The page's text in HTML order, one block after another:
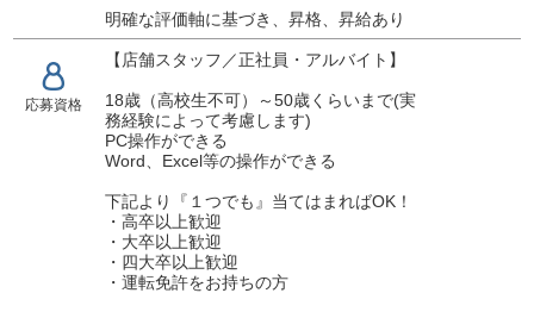
明確な評価軸に基づき、昇格、昇給あり
応募資格
【店舗スタッフ／正社員・アルバイト】
18歳（高校生不可）～50歳くらいまで(実
務経験によって考慮します)
PC操作ができる
Word、Excel等の操作ができる
下記より『１つでも』当てはまればOK！
・高卒以上歓迎
・大卒以上歓迎
・四大卒以上歓迎
・運転免許をお持ちの方